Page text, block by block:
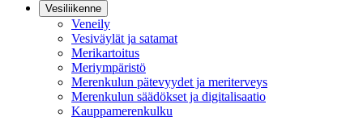
Vesiliikenne
Veneily
Vesiväylät ja satamat
Merikartoitus
Meriympäristö
Merenkulun pätevyydet ja meriterveys
Merenkulun säädökset ja digitalisaatio
Kauppamerenkulku